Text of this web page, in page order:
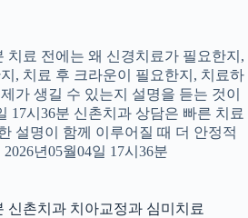
치료 전에는 왜 신경치료가 필요한지,
, 치료 후 크라운이 필요한지, 치료하
가 생길 수 있는지 설명을 듣는 것이
17시36분 신촌치과 상담은 빠른 치료
설명이 함께 이루어질 때 더 안정적
년05월04일 17시36분
신촌치과 치아교정과 심미치료